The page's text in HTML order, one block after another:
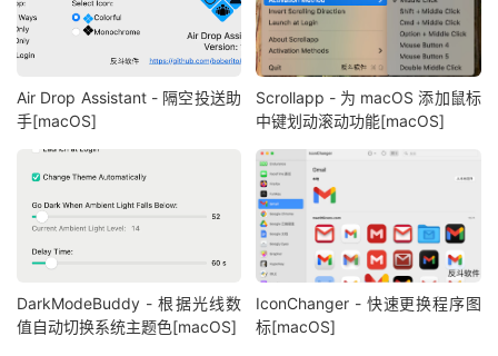
Air Drop Assistant - 隔空投送助
手[macOS]
Scrollapp - 为 macOS 添加鼠标
中键划动滚动功能[macOS]
DarkModeBuddy - 根据光线数
值自动切换系统主题色[macOS]
IconChanger - 快速更换程序图
标[macOS]